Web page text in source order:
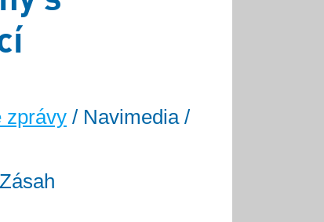
zprávy / Navimedia /